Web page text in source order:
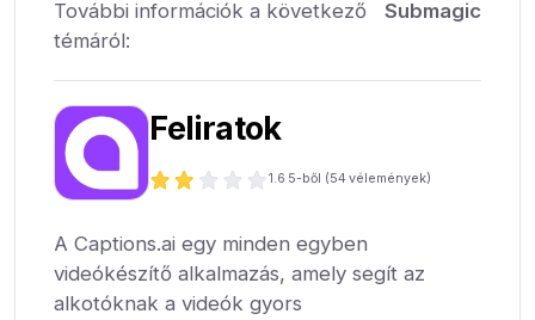
További információk a következő
témáról:
Submagic
Feliratok
1.6 5-ből (54 vélemények)
A Captions.ai egy minden egyben
videókészítő alkalmazás, amely segít az
alkotóknak a videók gyors